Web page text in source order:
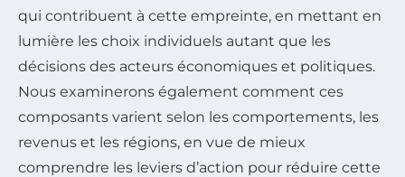
qui contribuent à cette empreinte, en mettant en
lumière les choix individuels autant que les
décisions des acteurs économiques et politiques.
Nous examinerons également comment ces
composants varient selon les comportements, les
revenus et les régions, en vue de mieux
comprendre les leviers d’action pour réduire cette